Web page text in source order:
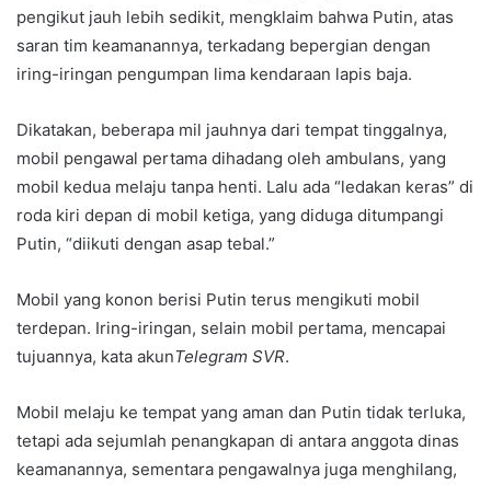
pengikut jauh lebih sedikit, mengklaim bahwa Putin, atas
saran tim keamanannya, terkadang bepergian dengan
iring-iringan pengumpan lima kendaraan lapis baja.
Dikatakan, beberapa mil jauhnya dari tempat tinggalnya,
mobil pengawal pertama dihadang oleh ambulans, yang
mobil kedua melaju tanpa henti. Lalu ada “ledakan keras” di
roda kiri depan di mobil ketiga, yang diduga ditumpangi
Putin, “diikuti dengan asap tebal.”
Mobil yang konon berisi Putin terus mengikuti mobil
terdepan. Iring-iringan, selain mobil pertama, mencapai
tujuannya, kata akunTelegram SVR.
Mobil melaju ke tempat yang aman dan Putin tidak terluka,
tetapi ada sejumlah penangkapan di antara anggota dinas
keamanannya, sementara pengawalnya juga menghilang,